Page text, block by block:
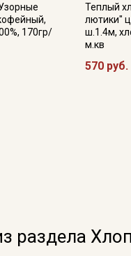
170гр/
Теплый
лютики"
ш.1.4м,
м.кв
570 руб.
раздела